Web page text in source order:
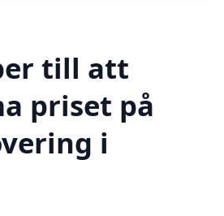
till att
priset på
i